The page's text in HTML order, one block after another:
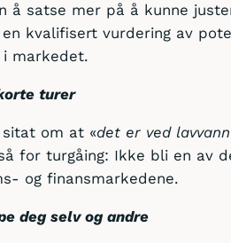
å satse mer på å kunne
kvalifisert vurdering av
markedet.
turer
sitat om at «det er ved
for turgåing: Ikke bli en av
og finansmarkedene.
deg selv og andre